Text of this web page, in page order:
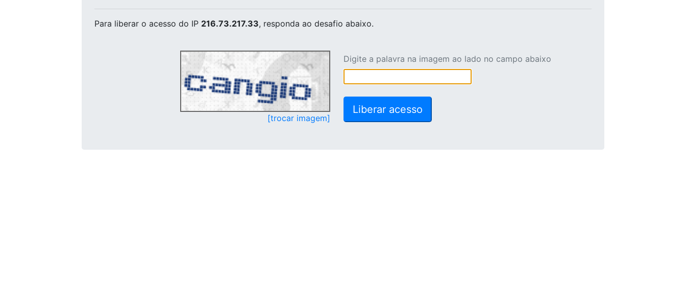
Para liberar o acesso do IP 216.73.217.33, responda ao desafio abaixo.
[trocar imagem]
Digite a palavra na imagem ao lado no campo abaixo